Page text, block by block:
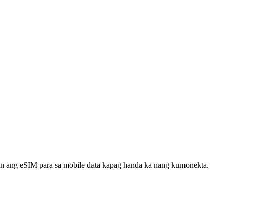
eSIM para sa mobile data kapag handa ka nang kumonekta.